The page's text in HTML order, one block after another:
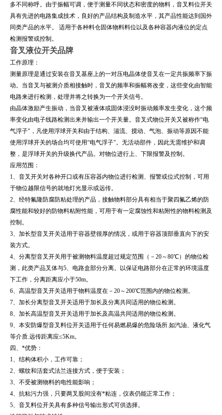
多不同称呼。由于振幅可调，便于测量不同状态和密度的物料，音叉料位开关
具有先进的电路集成技术，良好的产品结构及制造水平，其产品性能达到国外
同类产品的水平。 适用于各种料仓固体物料料位以及各种容器内液位的定点
检测报警或控制。
音叉液位开关品牌
工作原理：
测量原理是通过安装在音叉基座上的一对压电晶体使音叉在一定共振频率下振
动。当音叉与被测介质相接触时，音叉的频率和振幅将改变，这些变化由智能
电路来进行检测，处理并将之转换为一个开关信号。
由晶体激励产生振动，当音叉被液体或固体浸没时振动频率发生变化，这个频
率变化由电子线路检测出来并输出一个开关量。音叉式物位开关又被称作“电
气浮子"，凡使用浮球开关和由于结构、湍流、搅动、气泡、振动等原因不能
使用浮球开关的场合均可使用“电气浮子"。无活动部件，因此无需维护和调
整，是浮球开关的升级换代产品。对物位进行上、下限报警及控制。
应用范围：
1、音叉开关对各种开口或有压容器内物位进行检测、报警或位式控制，可用
于物位越限信号的就地灯光显示或远传。
2、经特氟隆防腐防粘处理的产品，接触物料部分具有相当于聚四氟乙烯的防
腐性能和较好的防物料粘附性能，可用于有一定腐蚀性和粘附性的物料检测及
控制。
3、加长型音叉开关适用于容器壁很厚的情况，或用于容器顶部垂直向下的安
装方式。
4、分离型音叉开关用于被测物料温度超过规定范围（－20～80℃）的物位检
测，此类产品叉体与5、电路盒部分分离。以保证电路部分在正常的环境温度
下工作，分离距离应小于50m。
6、高温型音叉开关适用于物料温度在－20～200℃范围内的物位检测。
7、加长分离型音叉开关适用于加长及分离共同适用的物位检测。
8、加长高温型音叉开关适用于加长及高温共同适用的物位检测。
9、本安防爆型音叉料位开关适用于任何易燃易爆的危险场所.如汽油、液化气
等介质.远传距离应≤5Km。
四、*优势：
1、结构体积小，工作可靠；
2、螺纹和活套式法兰连接方式，便于安装；
3、不受被测物料的电性能影响；
4、抗粘污力强，只要两叉股间没有*粘连，仪表仍能正常工作；
5、音叉料位开关具有多种信号输出形式可供选择。